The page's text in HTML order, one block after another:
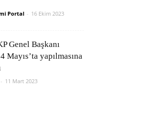
Portal - 16 Ekim 2023
Genel Başkanı
yapılmasına
- 11 Mart 2023